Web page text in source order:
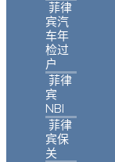
菲律
宾汽
车年
检过
户
菲律
宾
NBI
菲律
宾保
关